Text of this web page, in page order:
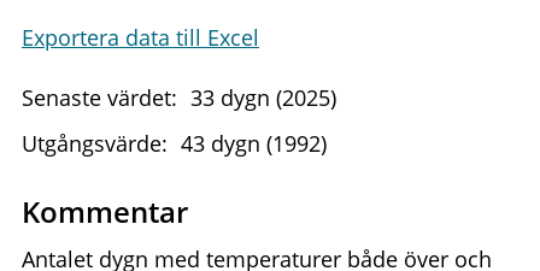
Exportera data till Excel
Senaste värdet: 33 dygn (2025)
Utgångsvärde: 43 dygn (1992)
Kommentar
Antalet dygn med temperaturer både över och